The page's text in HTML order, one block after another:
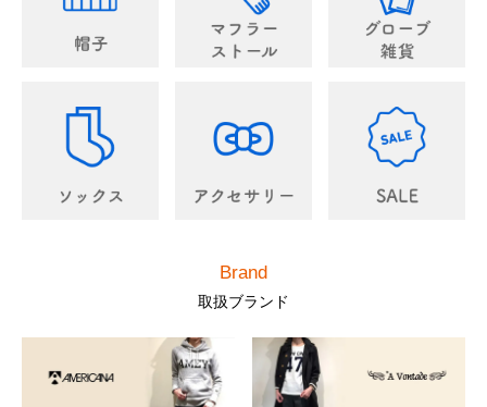
Brand
取扱ブランド